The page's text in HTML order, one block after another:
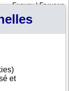
English|Français
siège social
et